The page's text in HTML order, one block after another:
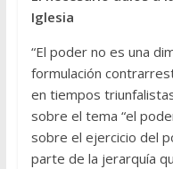
Iglesia
“El poder no es una
formulación
en tiempos
sobre el tema “el
sobre el ejercicio del
parte de la jerarquía